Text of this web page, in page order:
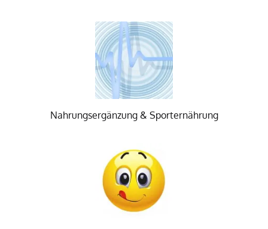
Nahrungsergänzung & Sporternährung